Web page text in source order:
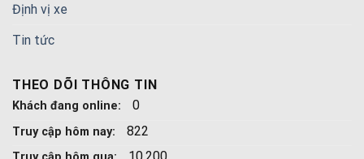
Định vị xe
Tin tức
THEO DÕI THÔNG TIN
Khách đang online: 0
Truy cập hôm nay: 822